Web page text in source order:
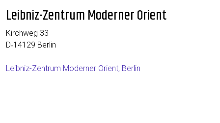
Leibniz-Zentrum Moderner Orient
Kirch­weg 33
D‑14129 Ber­lin
Leib­niz-Zen­trum Moder­ner Ori­ent, Berlin